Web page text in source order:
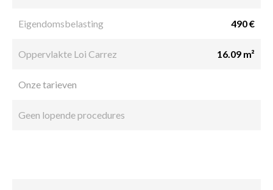
Eigendomsbelasting 490 €
Oppervlakte Loi Carrez 16.09 m²
Onze tarieven
Geen lopende procedures